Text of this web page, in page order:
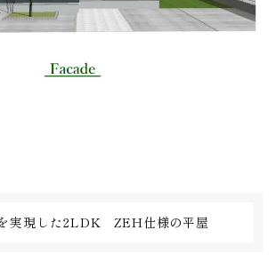
実現した2LDK ZEH仕様の平屋